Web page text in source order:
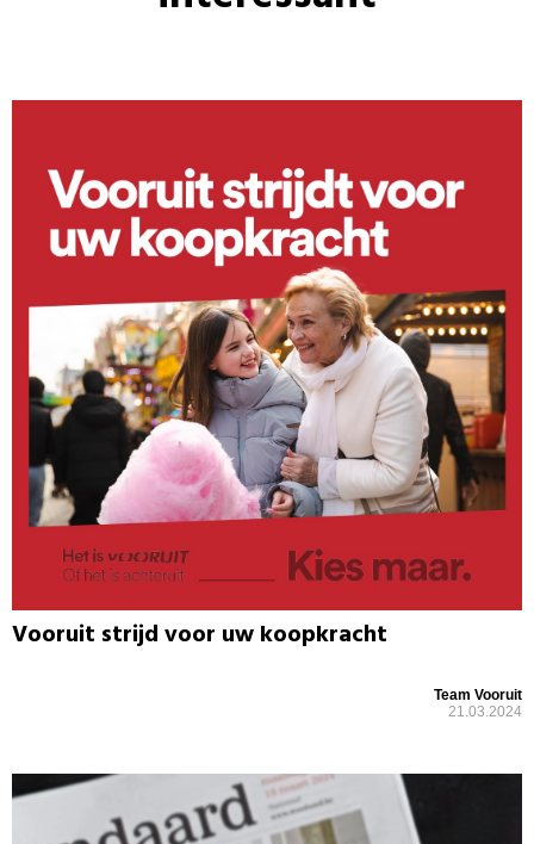
Vooruit strijd voor uw koopkracht
Team Vooruit
21.03.2024